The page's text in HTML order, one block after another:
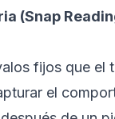
(Snap
fijos que el
el